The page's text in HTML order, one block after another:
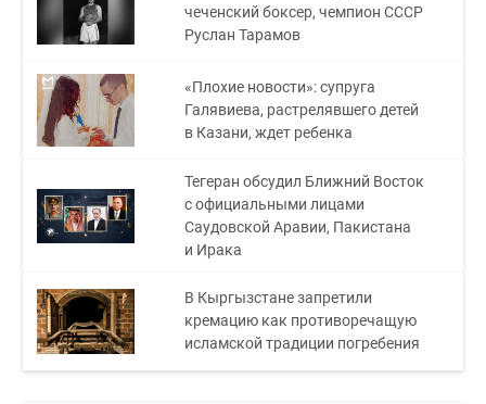
чеченский боксер, чемпион СССР
Руслан Тарамов
«Плохие новости»: супруга
Галявиева, растрелявшего детей
в Казани, ждет ребенка
Тегеран обсудил Ближний Восток
с официальными лицами
Саудовской Аравии, Пакистана
и Ирака
В Кыргызстане запретили
кремацию как противоречащую
исламской традиции погребения